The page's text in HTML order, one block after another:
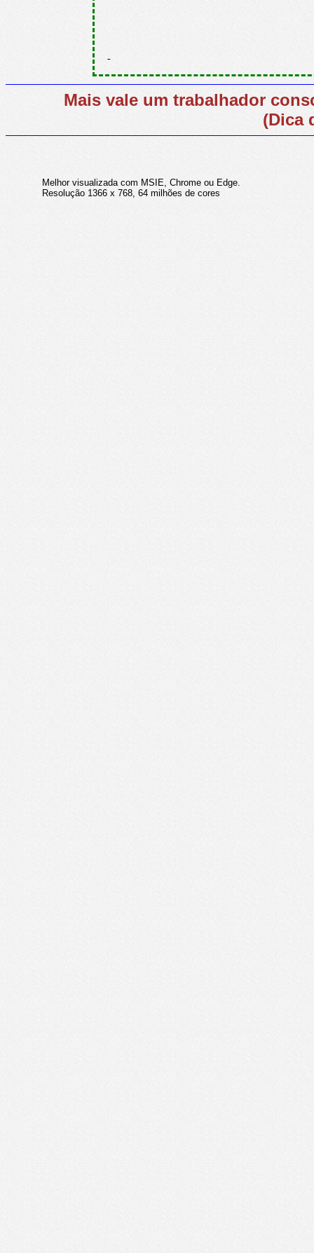
Mais vale um trabalhador
(Dica
Melhor visualizada com MSIE, Chrome ou Edge.
Resolução 1366 x 768, 64 milhões de cores